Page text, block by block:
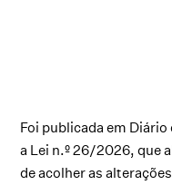
Foi publicada em
a Lei n.º 26/2026, que
de acolher as